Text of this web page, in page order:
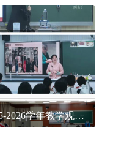
福建师范大学附属中学2025-2026学年教学观摩周活动圆满落幕